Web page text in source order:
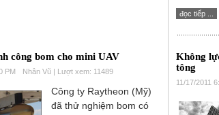
đọc tiếp ...
công bom cho mini UAV
PM Nhân Vũ | Lượt xem: 11489
Công ty Raytheon (Mỹ)
đã thử nghiệm bom có
Không
tông
11/17/2011